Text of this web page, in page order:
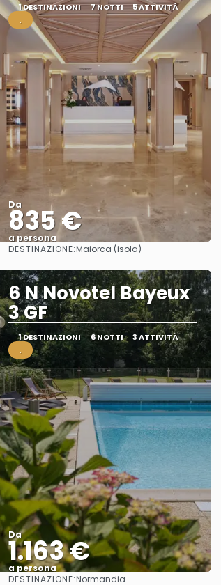
1 DESTINAZIONI 7 NOTTI 5 ATTIVITÀ
.
Da
835 €
a persona
Vedere
DESTINAZIONE:Maiorca (isola)
6 N Novotel Bayeux
3 GF
1 DESTINAZIONI 6 NOTTI 3 ATTIVITÀ
.
Da
1.163 €
a persona
DESTINAZIONE:Normandia